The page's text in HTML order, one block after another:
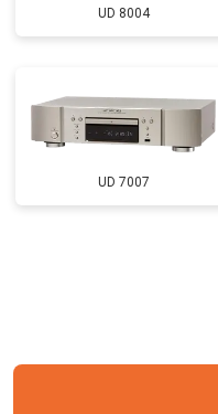
UD 8004
UD 7007